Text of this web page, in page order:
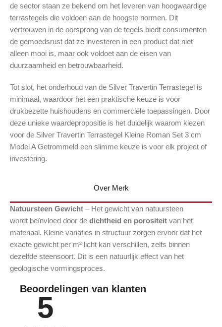
Over Merk
de sector staan ze bekend om het leveren van hoogwaardige
terrastegels die voldoen aan de hoogste normen. Dit
vertrouwen in de oorsprong van de tegels biedt consumenten
de gemoedsrust dat ze investeren in een product dat niet
alleen mooi is, maar ook voldoet aan de eisen van
duurzaamheid en betrouwbaarheid.
Tot slot, het onderhoud van de Silver Travertin Terrastegel is
minimaal, waardoor het een praktische keuze is voor
drukbezette huishoudens en commerciële toepassingen. Door
deze unieke waardepropositie is het duidelijk waarom kiezen
voor de Silver Travertin Terrastegel Kleine Roman Set 3 cm
Model A Getrommeld een slimme keuze is voor elk project of
investering.
Natuursteen Gewicht – Het gewicht van natuursteen
wordt beïnvloed door de dichtheid en porositeit van het
materiaal. Kleine variaties in structuur zorgen ervoor dat het
exacte gewicht per m² licht kan verschillen, zelfs binnen
dezelfde steensoort. Dit is een natuurlijk effect van het
geologische vormingsproces.
Beoordelingen van klanten
5